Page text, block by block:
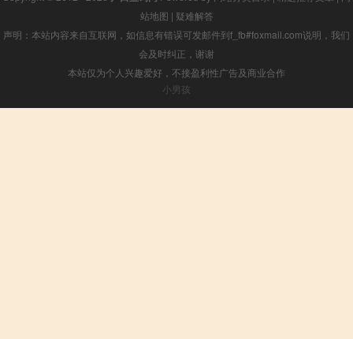
站地图 | 疑难解答
声明：本站内容来自互联网，如信息有错误可发邮件到f_fb#foxmail.com说明，我们
会及时纠正，谢谢
本站仅为个人兴趣爱好，不接盈利性广告及商业合作
小男孩